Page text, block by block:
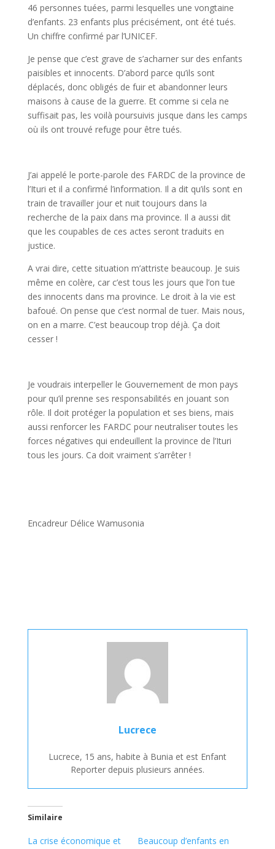
46 personnes tuées, parmi lesquelles une vongtaine
d’enfants. 23 enfants plus précisément, ont été tués.
Un chiffre confirmé par l’UNICEF.
Je pense que c’est grave de s’acharner sur des enfants
paisibles et innocents. D’abord parce qu’ils sont
déplacés, donc obligés de fuir et abandonner leurs
maisons à cause de la guerre. Et comme si cela ne
suffisait pas, les voilà poursuivis jusque dans les camps
où ils ont trouvé refuge pour être tués.
J’ai appelé le porte-parole des FARDC de la province de
l’Ituri et il a confirmé l’information. Il a dit qu’ils sont en
train de travailler jour et nuit toujours dans la
recherche de la paix dans ma province. Il a aussi dit
que les coupables de ces actes seront traduits en
justice.
A vrai dire, cette situation m’attriste beaucoup. Je suis
même en colère, car c’est tous les jours que l’on tue
des innocents dans ma province. Le droit à la vie est
bafoué. On pense que c’est normal de tuer. Mais nous,
on en a marre. C’est beaucoup trop déjà. Ça doit
cesser !
Je voudrais interpeller le Gouvernement de mon pays
pour qu’il prenne ses responsabilités en jouant son
rôle. Il doit protéger la population et ses biens, mais
aussi renforcer les FARDC pour neutraliser toutes les
forces négatives qui endeuillent la province de l’Ituri
tous les jours. Ca doit vraiment s’arrêter !
Encadreur Délice Wamusonia
Lucrece
Lucrece, 15 ans, habite à Bunia et est Enfant
Reporter depuis plusieurs années.
Similaire
La crise économique et
Beaucoup d’enfants en